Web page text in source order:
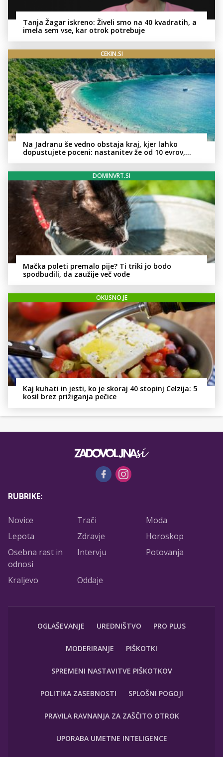
Tanja Žagar iskreno: Živeli smo na 40 kvadratih, a
imela sem vse, kar otrok potrebuje
CEKIN.SI
Na Jadranu še vedno obstaja kraj, kjer lahko
dopustujete poceni: nastanitev že od 10 evrov,
DOMINVRT.SI
Mačka poleti premalo pije? Ti triki jo bodo
spodbudili, da zaužije več vode
OKUSNO.JE
Kaj kuhati in jesti, ko je skoraj 40 stopinj Celzija: 5
kosil brez prižiganja pečice
RUBRIKE:
Novice Trači
Moda
Lepota
Zdravje
Horoskop
Osebna rast in
odnosi
Intervju Potovanja
Kraljevo Oddaje
OGLAŠEVANJE UREDNIŠTVO PRO PLUS
MODERIRANJE PIŠKOTKI
SPREMENI NASTAVITVE PIŠKOTKOV
POLITIKA ZASEBNOSTI SPLOŠNI POGOJI
PRAVILA RAVNANJA ZA ZAŠČITO OTROK
UPORABA UMETNE INTELIGENCE